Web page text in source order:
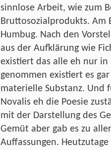
sinnlose Arbeit, wie zum
Bruttosozialprodukts. Am
Humbug. Nach den
aus der Aufklärung wie
existiert das alle eh nur in
genommen existiert es
materielle Substanz. Und
Novalis eh die Poesie
mit der Darstellung des
Gemüt aber gab es zu
Auffassungen.